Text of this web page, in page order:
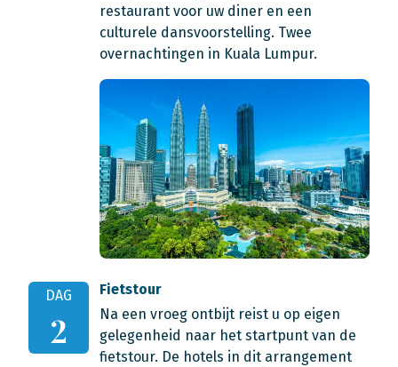
restaurant voor uw diner en een
culturele dansvoorstelling. Twee
overnachtingen in Kuala Lumpur.
DAG
2
Fietstour
Na een vroeg ontbijt reist u op eigen
gelegenheid naar het startpunt van de
fietstour. De hotels in dit arrangement